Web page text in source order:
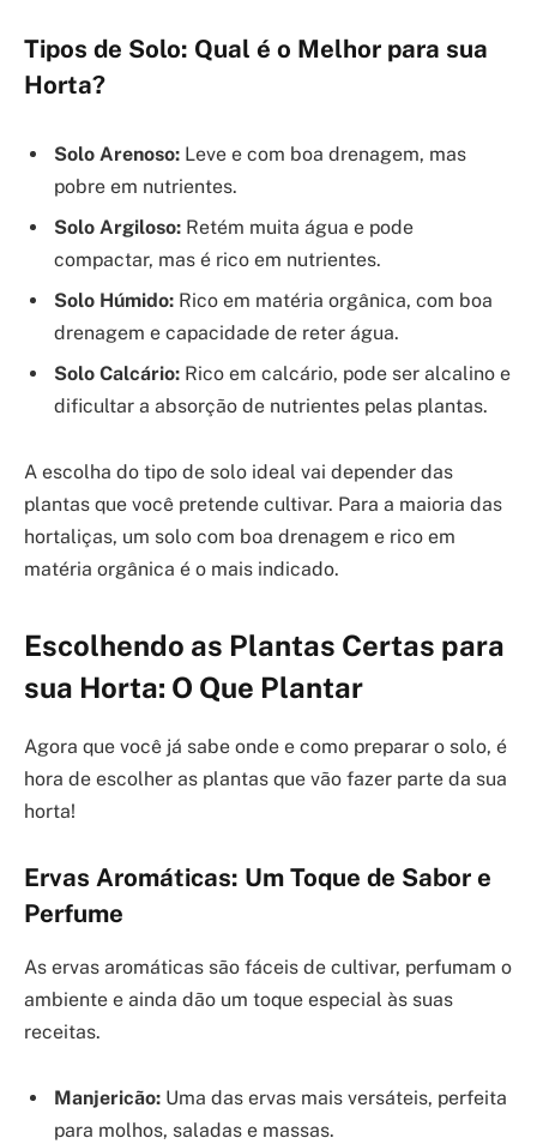
Tipos de Solo: Qual é o Melhor para sua
Horta?
Solo Arenoso: Leve e com boa drenagem, mas
pobre em nutrientes.
Solo Argiloso: Retém muita água e pode
compactar, mas é rico em nutrientes.
Solo Húmido: Rico em matéria orgânica, com boa
drenagem e capacidade de reter água.
Solo Calcário: Rico em calcário, pode ser alcalino e
dificultar a absorção de nutrientes pelas plantas.
A escolha do tipo de solo ideal vai depender das
plantas que você pretende cultivar. Para a maioria das
hortaliças, um solo com boa drenagem e rico em
matéria orgânica é o mais indicado.
Escolhendo as Plantas Certas para
sua Horta: O Que Plantar
Agora que você já sabe onde e como preparar o solo, é
hora de escolher as plantas que vão fazer parte da sua
horta!
Ervas Aromáticas: Um Toque de Sabor e
Perfume
As ervas aromáticas são fáceis de cultivar, perfumam o
ambiente e ainda dão um toque especial às suas
receitas.
Manjericão: Uma das ervas mais versáteis, perfeita
para molhos, saladas e massas.